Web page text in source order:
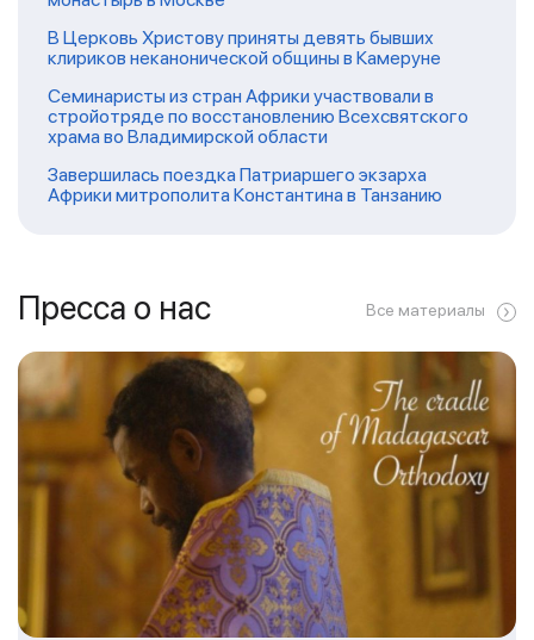
В Церковь Христову приняты девять бывших
клириков неканонической общины в Камеруне
Семинаристы из стран Африки участвовали в
стройотряде по восстановлению Всехсвятского
храма во Владимирской области
Завершилась поездка Патриаршего экзарха
Африки митрополита Константина в Танзанию
Пресса о нас Все материалы